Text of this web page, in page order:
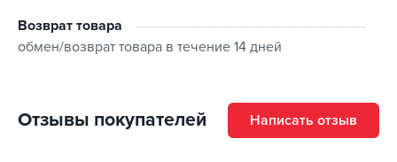
Возврат товара
обмен/возврат товара в течение 14 дней
Отзывы покупателей Написать отзыв